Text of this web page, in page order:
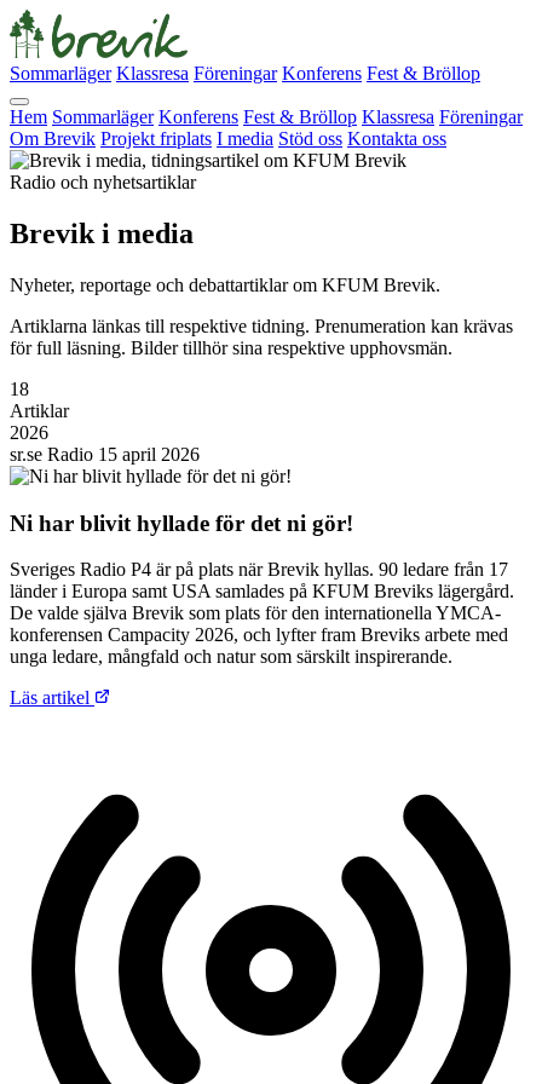
Sommarläger Klassresa Föreningar Konferens Fest & Bröllop
Hem Sommarläger Konferens Fest & Bröllop Klassresa Föreningar
Om Brevik Projekt friplats I media Stöd oss Kontakta oss
Radio och nyhetsartiklar
Brevik i media
Nyheter, reportage och debattartiklar om KFUM Brevik.
Artiklarna länkas till respektive tidning. Prenumeration kan krävas
för full läsning. Bilder tillhör sina respektive upphovsmän.
18
Artiklar
2026
sr.se Radio 15 april 2026
Ni har blivit hyllade för det ni gör!
Sveriges Radio P4 är på plats när Brevik hyllas. 90 ledare från 17
länder i Europa samt USA samlades på KFUM Breviks lägergård.
De valde själva Brevik som plats för den internationella YMCA-
konferensen Campacity 2026, och lyfter fram Breviks arbete med
unga ledare, mångfald och natur som särskilt inspirerande.
Läs artikel